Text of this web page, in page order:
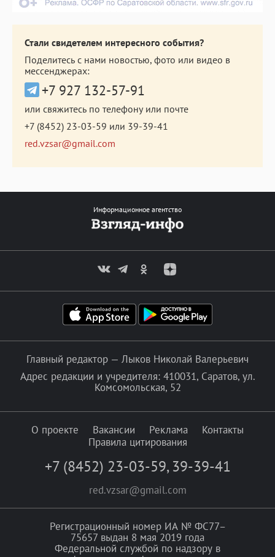
Стали свидетелем интересного события?
Поделитесь с нами новостью, фото или видео в
мессенджерах:
+7 927 132-57-91
или свяжитесь по телефону или почте
+7 (8452) 23-03-59 или 39-39-41
red.vzsar@gmail.com
Информационное агентство
Главный редактор — Лыков Николай Валерьевич
Адрес редакции и учредителя: 410031, Саратов, ул.
Комсомольская, 52
О проекте Вакансии Реклама
Контакты
Правила цитирования
+7 (8452) 23-03-59, 39-39-41
red.vzsar@gmail.com
Регистрационный номер ИА № ФС77–
75657 выдан 8 мая 2019 года
Федеральной службой по надзору в